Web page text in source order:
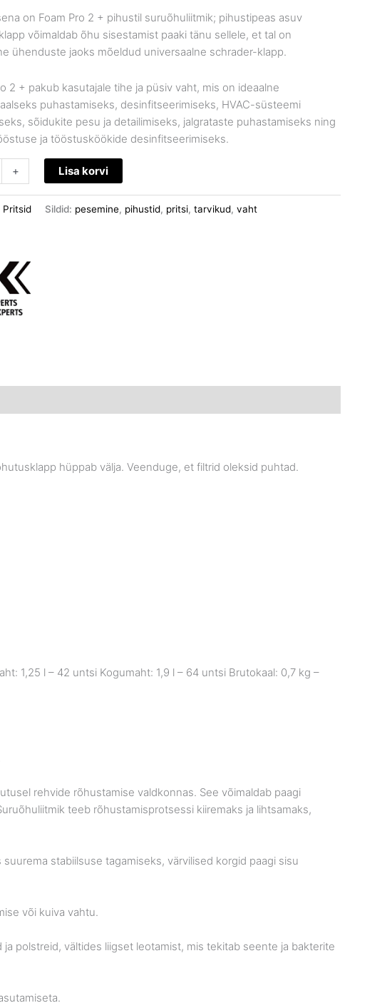
on Foam Pro 2 + pihustil suruõhuliitmik; pihustipeas asuv
võimaldab õhu sisestamist paaki tänu sellele, et tal on
ühenduste jaoks mõeldud universaalne schrader-klapp.
2 + pakub kasutajale tihe ja püsiv vaht, mis on ideaalne
puhastamiseks, desinfitseerimiseks, HVAC-süsteemi
sõidukite pesu ja detailimiseks, jalgrataste puhastamiseks ning
ja tööstusköökide desinfitseerimiseks.
+ Lisa korvi
Pritsid Sildid: pesemine, pihustid, pritsi, tarvikud, vaht
hüppab välja. Veenduge, et filtrid oleksid puhtad.
1,25 l – 42 untsi Kogumaht: 1,9 l – 64 untsi Brutokaal: 0,7 kg –
rehvide rõhustamise valdkonnas. See võimaldab paagi
teeb rõhustamisprotsessi kiiremaks ja lihtsamaks,
stabiilsuse tagamiseks, värvilised korgid paagi sisu
või kuiva vahtu.
polstreid, vältides liigset leotamist, mis tekitab seente ja bakterite